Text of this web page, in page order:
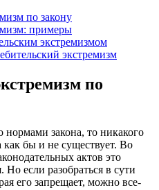
по закону
примеры
экстремизмом
экстремизм
по
нормами закона, то никакого
как бы и не существует. Во
актов это
Но если разобраться в сути
его запрещает, можно все-